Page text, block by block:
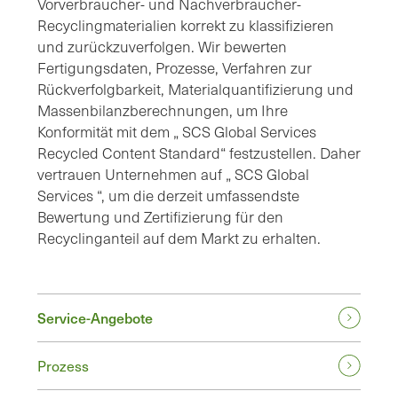
Vorverbraucher- und Nachverbraucher-
Recyclingmaterialien korrekt zu klassifizieren
und zurückzuverfolgen. Wir bewerten
Fertigungsdaten, Prozesse, Verfahren zur
Rückverfolgbarkeit, Materialquantifizierung und
Massenbilanzberechnungen, um Ihre
Konformität mit dem „ SCS Global Services
Recycled Content Standard“ festzustellen. Daher
vertrauen Unternehmen auf „ SCS Global
Services “, um die derzeit umfassendste
Bewertung und Zertifizierung für den
Recyclinganteil auf dem Markt zu erhalten.
Service-Angebote
Prozess